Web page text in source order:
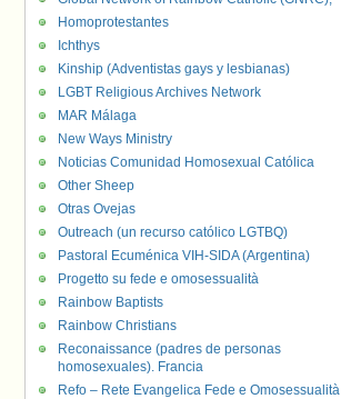
Homoprotestantes
Ichthys
Kinship (Adventistas gays y lesbianas)
LGBT Religious Archives Network
MAR Málaga
New Ways Ministry
Noticias Comunidad Homosexual Católica
Other Sheep
Otras Ovejas
Outreach (un recurso católico LGTBQ)
Pastoral Ecuménica VIH-SIDA (Argentina)
Progetto su fede e omosessualità
Rainbow Baptists
Rainbow Christians
Reconaissance (padres de personas
homosexuales). Francia
Refo – Rete Evangelica Fede e Omosessualità